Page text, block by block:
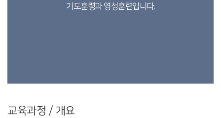
기도훈령과 영성훈련입니다.
교육과정 / 개요